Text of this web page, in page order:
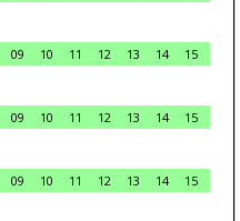
09 10 11 12 13 14
15
09 10 11 12 13 14
15
09 10 11 12 13 14
15